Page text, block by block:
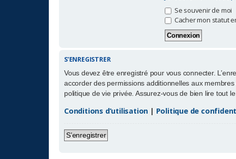
Se souvenir de moi
Cacher mon statut
S’ENREGISTRER
Vous devez être enregistré pour vous connecter.
accorder des permissions additionnelles aux
politique de vie privée. Assurez-vous de bien lire tout
Conditions d’utilisation | Politique de
S’enregistrer